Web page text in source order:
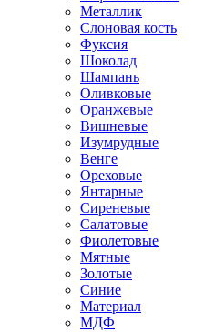
Металлик
Слоновая кость
Фуксия
Шоколад
Шампань
Оливковые
Оранжевые
Вишневые
Изумрудные
Венге
Ореховые
Янтарные
Сиреневые
Салатовые
Фиолетовые
Мятные
Золотые
Синие
Материал
МДФ